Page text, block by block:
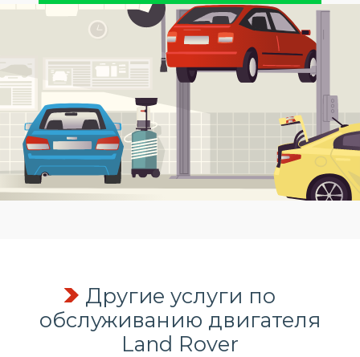
Другие услуги по
обслуживанию двигателя
Land Rover